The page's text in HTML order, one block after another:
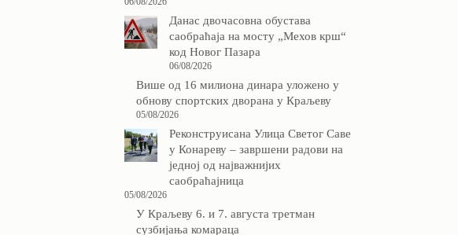
Данас двочасовна обустава
саобраћаја на мосту „Мехов крш“
код Новог Пазара
06/08/2026
Више од 16 милиона динара уложено у
обнову спортских дворана у Краљеву
05/08/2026
Реконструисана Улица Светог Саве
у Конареву – завршени радови на
једној од најважнијих
саобраћајница
05/08/2026
У Краљеву 6. и 7. августа третман
сузбијања комараца